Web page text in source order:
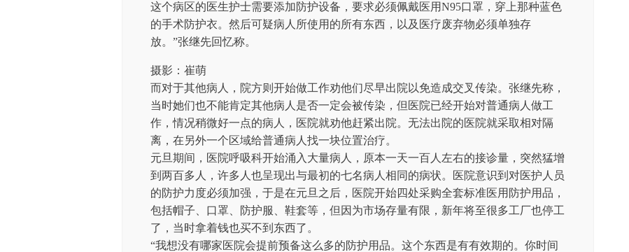
这个病区的医生护士需要添加防护设备，要求必须佩戴医用N95口罩，穿上那种蓝色
的手术防护衣。然后可疑病人所使用的所有东西，以及医疗废弃物必须单独存
放。”张继先回忆称。
摄影：崔萌
而对于其他病人，院方则开始做工作劝他们尽早出院以免造成交叉传染。张继先称，
当时她们也不能肯定其他病人是否一定会被传染，但医院已经开始对普通病人做工
作，情况稍微好一点的病人，医院就劝他赶紧出院。无法出院的医院就采取相对隔
离，在另外一个区域给普通病人找一块位置治疗。
元旦期间，医院呼吸科开始涌入大量病人，原本一天一百人左右的接诊量，突然猛增
到两百多人，许多人也呈现出与最初的七名病人相同的病状。医院意识到对医护人员
的防护力度必须加强，于是在元旦之后，医院开始四处采购全套标准医用防护用品，
包括帽子、口罩、防护服、鞋套等，但因为市场存量有限，新年将至很多工厂也停工
了，当时拿着钱也买不到东西了。
“我想没有哪家医院会提前预备这么多的防护用品。这个东西是有有效期的。你时间